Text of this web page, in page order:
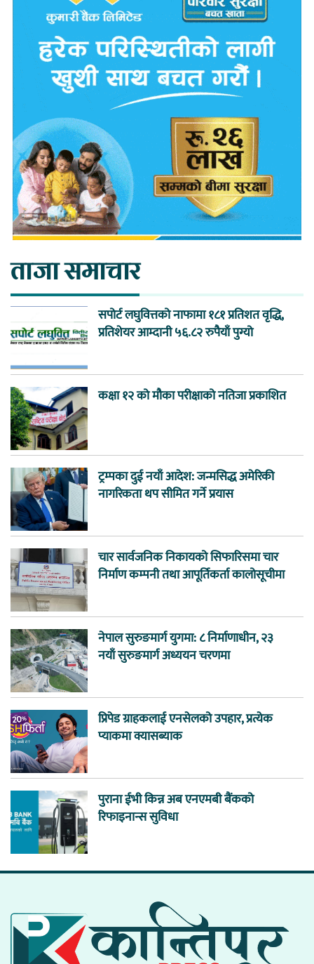
ताजा समाचार
सपोर्ट लघुवित्तको नाफामा १८१ प्रतिशत वृद्धि,
प्रतिशेयर आम्दानी ५६.८२ रुपैयाँ पुग्यो
कक्षा १२ को मौका परीक्षाको नतिजा प्रकाशित
ट्रम्पका दुई नयाँ आदेश: जन्मसिद्ध अमेरिकी
नागरिकता थप सीमित गर्ने प्रयास
चार सार्वजनिक निकायको सिफारिसमा चार
निर्माण कम्पनी तथा आपूर्तिकर्ता कालोसूचीमा
नेपाल सुरुङमार्ग युगमा: ८ निर्माणाधीन, २३
नयाँ सुरुङमार्ग अध्ययन चरणमा
प्रिपेड ग्राहकलाई एनसेलको उपहार, प्रत्येक
प्याकमा क्यासब्याक
पुराना ईभी किन्न अब एनएमबी बैंकको
रिफाइनान्स सुविधा